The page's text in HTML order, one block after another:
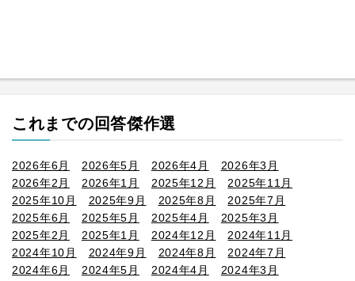
これまでの回答傑作選
2026年6月 2026年5月 2026年4月
2026年3月
2026年2月
2026年1月 2025年12月
2025年11月
2025年10月
2025年9月 2025年8月
2025年7月
2025年6月
2025年5月 2025年4月
2025年3月
2025年2月
2025年1月 2024年12月
2024年11月
2024年10月
2024年9月 2024年8月
2024年7月
2024年6月
2024年5月 2024年4月
2024年3月